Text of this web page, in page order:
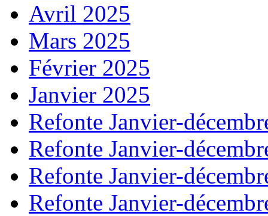
Avril 2025
Mars 2025
Février 2025
Janvier 2025
Refonte Janvier-
Refonte Janvier-
Refonte Janvier-
Refonte Janvier-